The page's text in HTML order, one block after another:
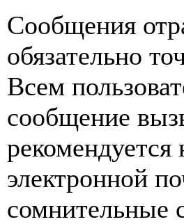
Сообщения
обязательно
Всем
сообщение
рекомендуется
электронной
сомнительные